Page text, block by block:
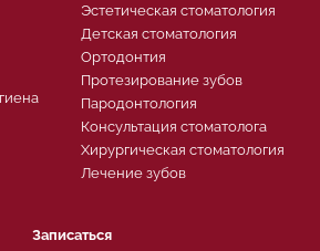
Эстетическая стоматология
Детская стоматология
Ортодонтия
Протезирование зубов
Пародонтология
Консультация стоматолога
Хирургическая стоматология
Лечение зубов
Записаться